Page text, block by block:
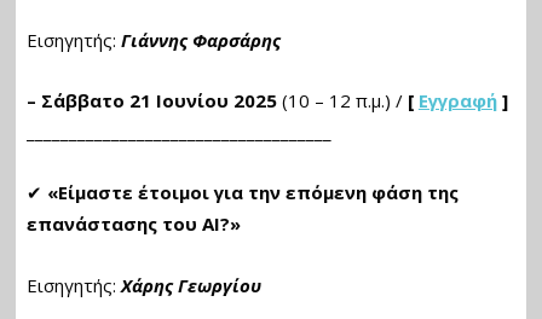
Εισηγητής: Γιάννης Φαρσάρης
– Σάββατο 21 Ιουνίου 2025(10 – 12 π.μ.) / [ Εγγραφή]
✔ «Είμαστε έτοιμοι για την επόμενη φάση της
επανάστασης του ΑΙ?»
Εισηγητής: Χάρης Γεωργίου